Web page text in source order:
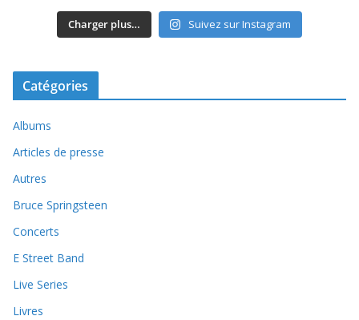
Charger plus… Suivez sur Instagram
Catégories
Albums
Articles de presse
Autres
Bruce Springsteen
Concerts
E Street Band
Live Series
Livres